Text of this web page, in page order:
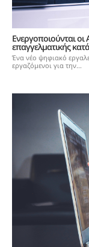
Ενεργοποιούνται οι
επαγγελματικής
Ένα νέο ψηφιακό
εργαζόμενοι για την...